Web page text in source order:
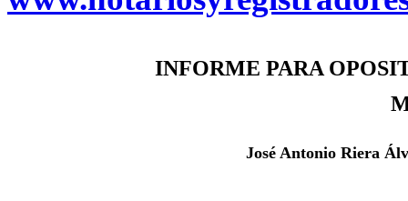
INFORME PARA
José Antonio Riera